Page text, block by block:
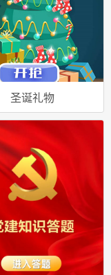
圣诞礼物